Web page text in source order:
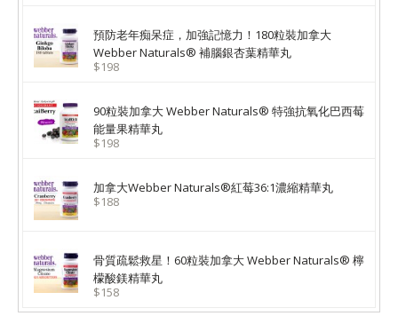
預防老年痴呆症，加強記憶力！180粒裝加拿大
Webber Naturals® 補腦銀杏葉精華丸
$198
90粒裝加拿大 Webber Naturals® 特強抗氧化巴西莓
能量果精華丸
$198
加拿大Webber Naturals®紅莓36:1濃縮精華丸
$188
骨質疏鬆救星！60粒裝加拿大 Webber Naturals® 檸
檬酸鎂精華丸
$158